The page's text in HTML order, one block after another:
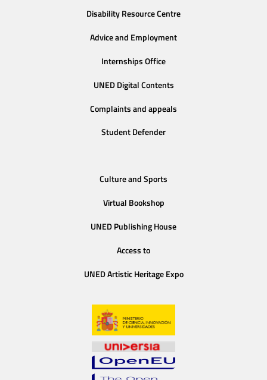
Disability Resource Centre
Advice and Employment
Internships Office
UNED Digital Contents
Complaints and appeals
Student Defender
Culture and Sports
Virtual Bookshop
UNED Publishing House
Access to
UNED Artistic Heritage Expo